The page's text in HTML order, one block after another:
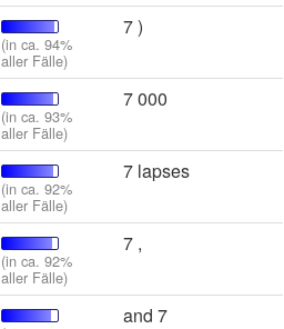
(in ca. 94%
aller Fälle)
7 )
(in ca. 93%
aller Fälle)
7 000
(in ca. 92%
aller Fälle)
7 lapses
(in ca. 92%
aller Fälle)
7 ,
and 7